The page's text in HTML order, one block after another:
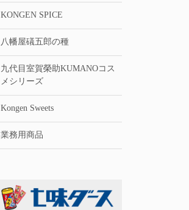
KONGEN SPICE
八幡屋礒五郎の種
九代目室賀榮助KUMANOコス
メシリーズ
Kongen Sweets
業務用商品